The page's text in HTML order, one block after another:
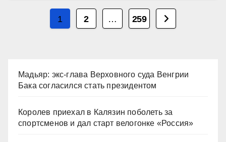
Пагинация
1 2 … 259
Мадьяр: экс-глава Верховного суда Венгрии
Бака согласился стать президентом
Королев приехал в Калязин поболеть за
спортсменов и дал старт велогонке «Россия»